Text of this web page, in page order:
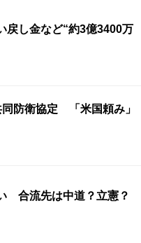
し金など“約3億3400万
防衛協定 「米国頼み」
合流先は中道？立憲？